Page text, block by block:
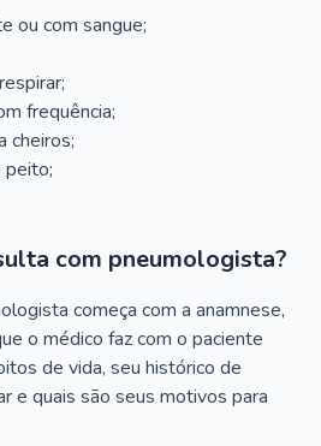
ou com sangue;
frequência;
cheiros;
peito;
com pneumologista?
começa com a anamnese,
o médico faz com o paciente
de vida, seu histórico de
e quais são seus motivos para